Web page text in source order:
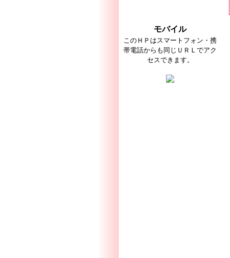
モバイル
このＨＰはスマートフォン・携
帯電話からも同じＵＲＬでアク
セスできます。